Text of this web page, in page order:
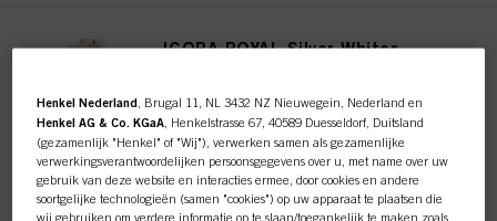
IGORA ROYAL Silver Whites
ID-nr. 3075062
REGISTEREN EN KOPEN
Henkel Nederland , Brugal 11, NL 3432 NZ Nieuwegein, Nederland en
Henkel AG & Co. KGaA , Henkelstrasse 67, 40589 Duesseldorf, Duitsland
(gezamenlijk "Henkel" of "Wij"), verwerken samen als gezamenlijke
verwerkingsverantwoordelijken persoonsgegevens over u, met name over uw
gebruik van deze website en interacties ermee, door cookies en andere
soortgelijke technologieën (samen "cookies") op uw apparaat te plaatsen die
wij gebruiken om verdere informatie op te slaan/toegankelijk te maken zoals